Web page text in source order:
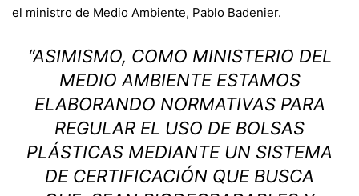
el ministro de Medio Ambiente, Pablo Badenier.
“ASIMISMO, COMO MINISTERIO DEL
MEDIO AMBIENTE ESTAMOS
ELABORANDO NORMATIVAS PARA
REGULAR EL USO DE BOLSAS
PLÁSTICAS MEDIANTE UN SISTEMA
DE CERTIFICACIÓN QUE BUSCA